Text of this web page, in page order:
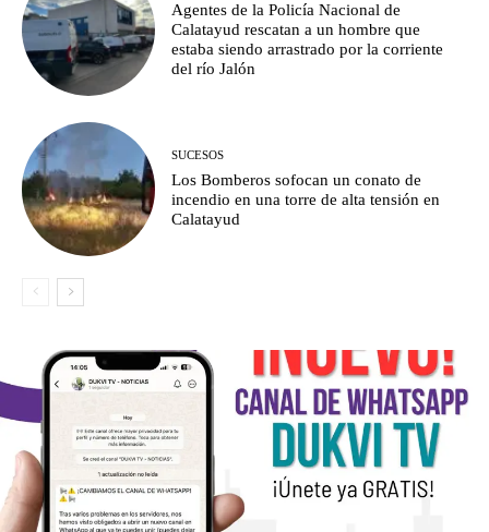
Agentes de la Policía Nacional de
Calatayud rescatan a un hombre que
estaba siendo arrastrado por la corriente
del río Jalón
SUCESOS
Los Bomberos sofocan un conato de
incendio en una torre de alta tensión en
Calatayud